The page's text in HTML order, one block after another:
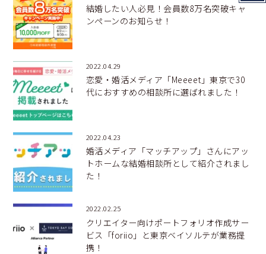
結婚したい人必見！会員数8万名突破キャ
ンペーンのお知らせ！
2022.04.29
恋愛・婚活メディア「Meeeet」東京で30
代におすすめの相談所に選ばれました！
2022.04.23
婚活メディア「マッチアップ」さんにアッ
トホームな結婚相談所として紹介されまし
た！
2022.02.25
クリエイター向けポートフォリオ作成サー
ビス「foriio」と東京ベイソルテが業務提
携！